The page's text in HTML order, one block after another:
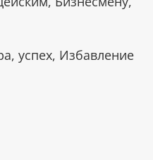
прикладывается
подробно
иконе:
изготовлена,
канонам Православной
успех, Избавление